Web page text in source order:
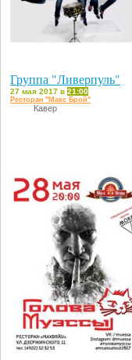
Группа "Ливерпуль"
27 мая 2017 в 21:00
Ресторан "Макс Брой"
Кавер